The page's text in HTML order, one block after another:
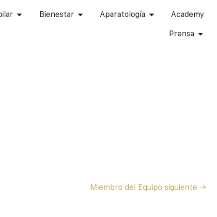
ÍNTIMA
ABRIR CAPILAR
Bienestar ABRIR BIENESTAR
Aparatología ABRIRAcademy
Prensa
Miembro del Equipo siguiente →